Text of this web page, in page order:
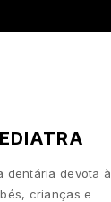
dentária devota à
crianças e